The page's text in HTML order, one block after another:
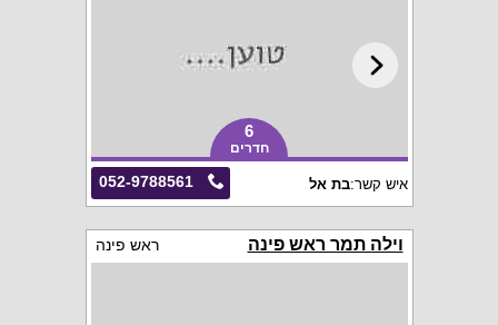
6
חדרים
052-9788561 איש קשר:בת אל
וילה תמר ראש פינה ראש פינה